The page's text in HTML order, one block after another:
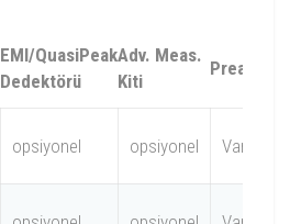
EMI/QuasiPeak
Dedektörü
Adv. Meas.
Kiti
opsiyonel opsiyonel Var